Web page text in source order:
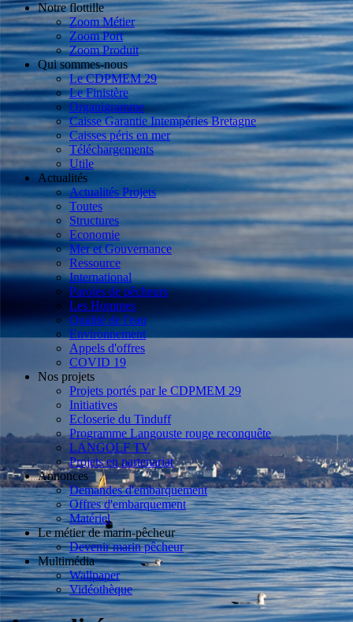
Notre flottille
Zoom Métier
Zoom Port
Zoom Produit
Qui sommes-nous
Le CDPMEM 29
Le Finistère
Organigramme
Caisse Garantie Intempéries Bretagne
Caisses péris en mer
Téléchargements
Utile
Actualités
Actualités Projets
Toutes
Structures
Economie
Mer et Gouvernance
Ressource
International
Paroles de pêcheurs
Les Hommes
Qualité de l'eau
Environnement
Appels d'offres
COVID 19
Nos projets
Projets portés par le CDPMEM 29
Initiatives
Ecloserie du Tinduff
Programme Langouste rouge reconquête
LANGOLF TV
Projets en partenariat
Annonces
Demandes d'embarquement
Offres d'embarquement
Matériel
Le métier de marin-pêcheur
Devenir marin pêcheur
Multimédia
Wallpaper
Vidéothèque